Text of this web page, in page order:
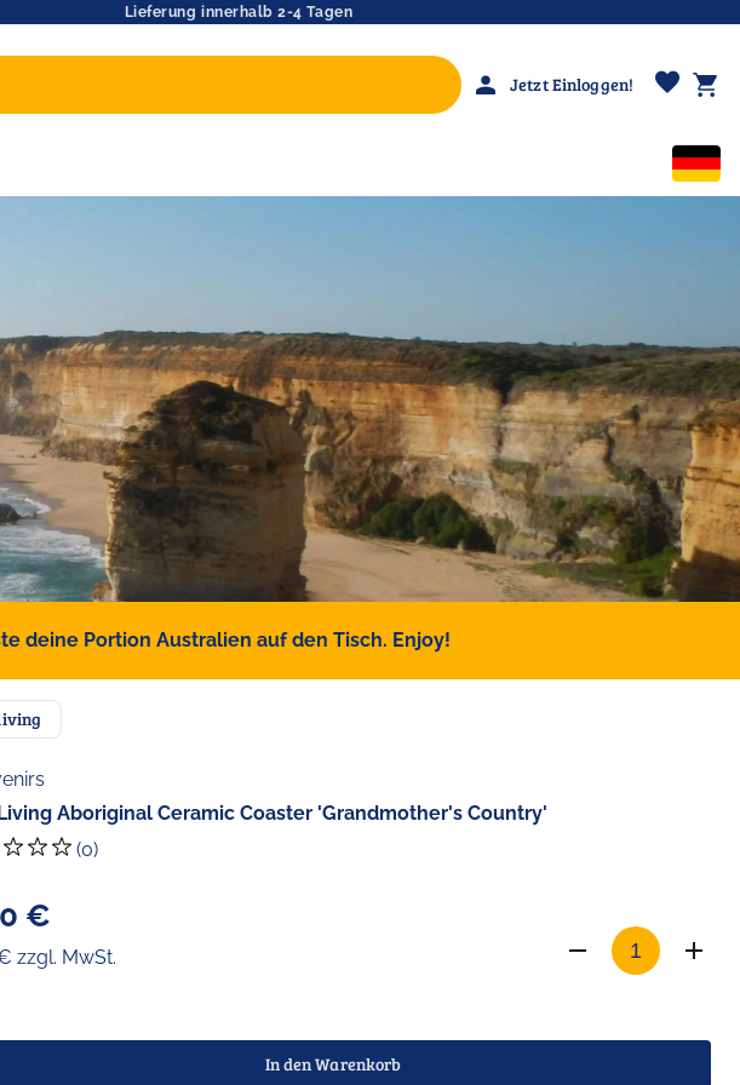
Lieferung innerhalb 2-4 Tagen
person Jetzt Einloggen! favorite shopping_cart
deine Portion Australien auf den Tisch. Enjoy!
Aboriginal Ceramic Coaster 'Grandmother's Country'
(0)
€
zzgl. MwSt.
In den Warenkorb